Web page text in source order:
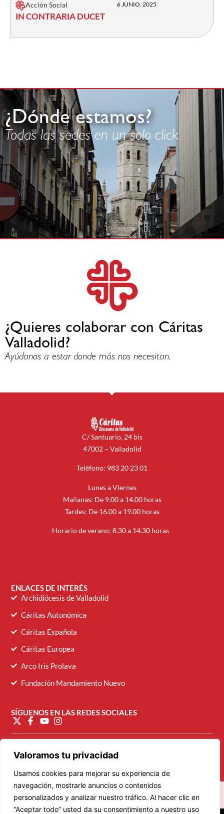
Valoramos tu privacidad
Usamos cookies para mejorar su experiencia de
navegación, mostrarle anuncios o contenidos
personalizados y analizar nuestro tráfico. Al hacer clic en
“Aceptar todo” usted da su consentimiento a nuestro uso
Acción Social 6 JUNIO, 2025
IN CONTRARIA DUCET
¿Dónde estamos?
Todas las sedes en un solo click
¿Quieres colaborar con Cáritas
Valladolid?
Ayúdanos a estar donde más nos necesitan.
C/ Santuario, 24 bis
47002 – Valladolid
Teléfono: 983 20 23 01
Lunes a Viernes
Mañanas: De 9.00 a 14.00 horas
Tardes: De 16.00 a 19.00 horas
Horario de verano: 8.30 a 14.30 horas
ENLACES DE INTERÉS
Archidiócesis de Valladolid
Cáritas Autonómica
Cáritas Española
Cáritas Europea
Arco Iris Prolava
Fundación Mandamiento Nuevo
SÍGUENOS EN LAS REDES SOCIALES